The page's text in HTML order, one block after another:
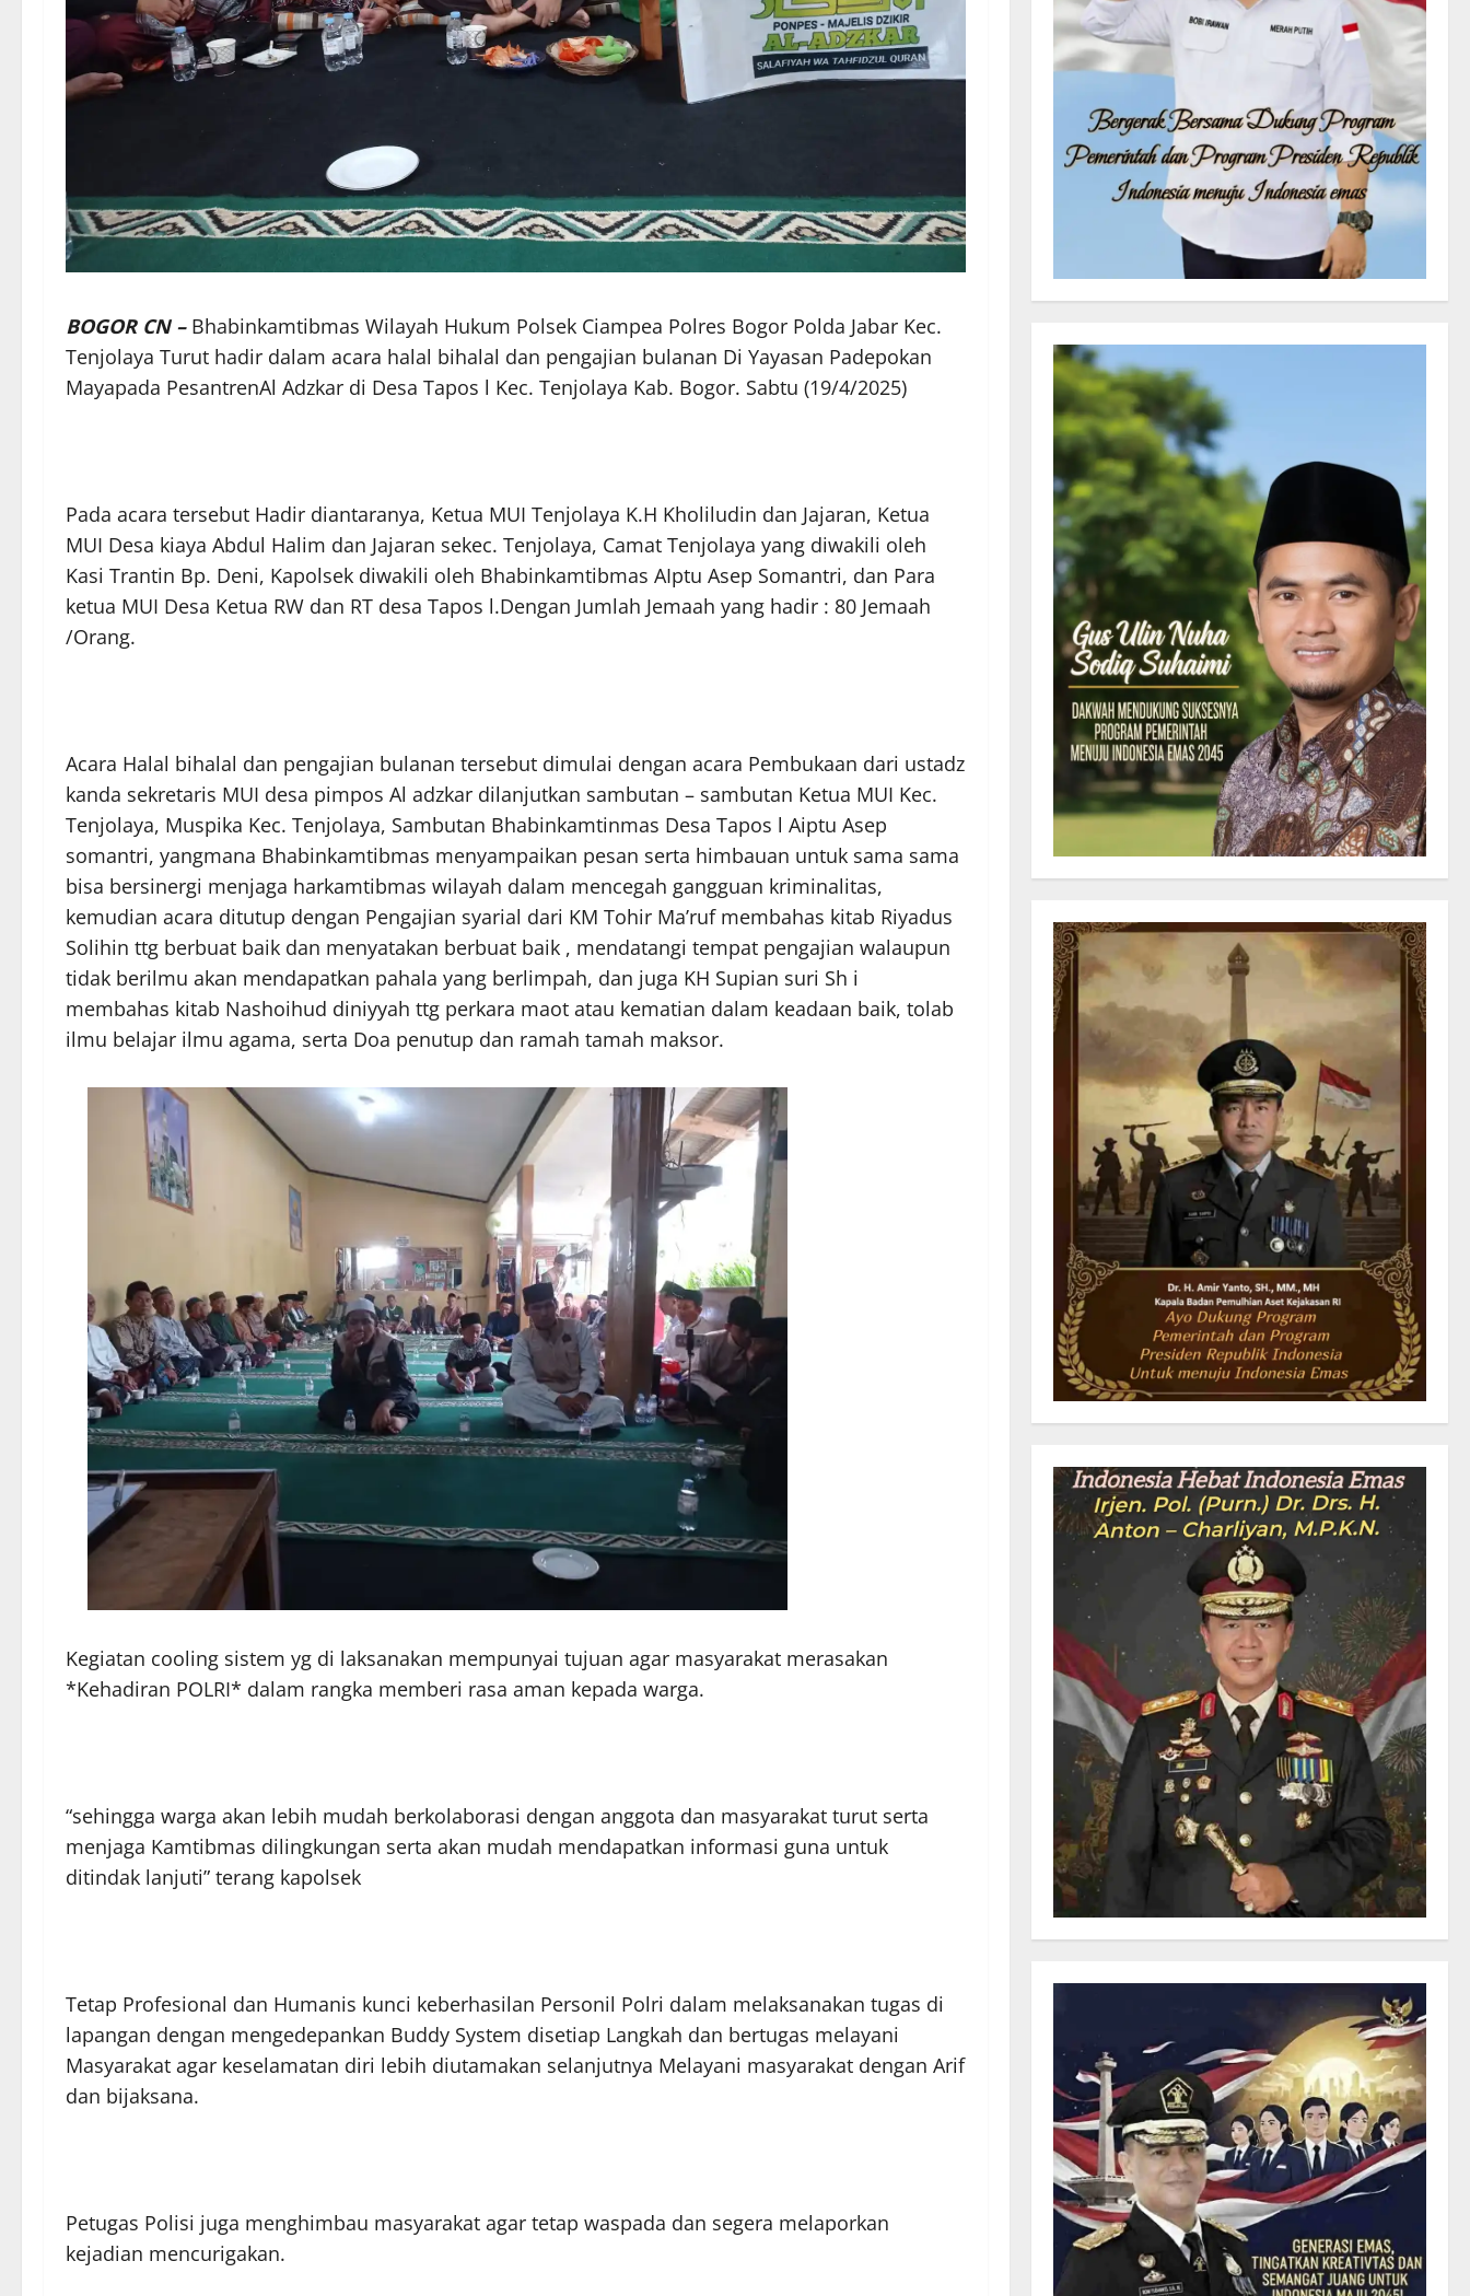
BOGOR CN – Bhabinkamtibmas Wilayah Hukum Polsek Ciampea Polres Bogor Polda Jabar Kec.
Tenjolaya Turut hadir dalam acara halal bihalal dan pengajian bulanan Di Yayasan Padepokan
Mayapada PesantrenAl Adzkar di Desa Tapos l Kec. Tenjolaya Kab. Bogor. Sabtu (19/4/2025)
Pada acara tersebut Hadir diantaranya, Ketua MUI Tenjolaya K.H Kholiludin dan Jajaran, Ketua
MUI Desa kiaya Abdul Halim dan Jajaran sekec. Tenjolaya, Camat Tenjolaya yang diwakili oleh
Kasi Trantin Bp. Deni, Kapolsek diwakili oleh Bhabinkamtibmas AIptu Asep Somantri, dan Para
ketua MUI Desa Ketua RW dan RT desa Tapos l.Dengan Jumlah Jemaah yang hadir : 80 Jemaah
/Orang.
Acara Halal bihalal dan pengajian bulanan tersebut dimulai dengan acara Pembukaan dari ustadz
kanda sekretaris MUI desa pimpos Al adzkar dilanjutkan sambutan – sambutan Ketua MUI Kec.
Tenjolaya, Muspika Kec. Tenjolaya, Sambutan Bhabinkamtinmas Desa Tapos l Aiptu Asep
somantri, yangmana Bhabinkamtibmas menyampaikan pesan serta himbauan untuk sama sama
bisa bersinergi menjaga harkamtibmas wilayah dalam mencegah gangguan kriminalitas,
kemudian acara ditutup dengan Pengajian syarial dari KM Tohir Ma’ruf membahas kitab Riyadus
Solihin ttg berbuat baik dan menyatakan berbuat baik , mendatangi tempat pengajian walaupun
tidak berilmu akan mendapatkan pahala yang berlimpah, dan juga KH Supian suri Sh i
membahas kitab Nashoihud diniyyah ttg perkara maot atau kematian dalam keadaan baik, tolab
ilmu belajar ilmu agama, serta Doa penutup dan ramah tamah maksor.
Kegiatan cooling sistem yg di laksanakan mempunyai tujuan agar masyarakat merasakan
*Kehadiran POLRI* dalam rangka memberi rasa aman kepada warga.
“sehingga warga akan lebih mudah berkolaborasi dengan anggota dan masyarakat turut serta
menjaga Kamtibmas dilingkungan serta akan mudah mendapatkan informasi guna untuk
ditindak lanjuti” terang kapolsek
Tetap Profesional dan Humanis kunci keberhasilan Personil Polri dalam melaksanakan tugas di
lapangan dengan mengedepankan Buddy System disetiap Langkah dan bertugas melayani
Masyarakat agar keselamatan diri lebih diutamakan selanjutnya Melayani masyarakat dengan Arif
dan bijaksana.
Petugas Polisi juga menghimbau masyarakat agar tetap waspada dan segera melaporkan
kejadian mencurigakan.